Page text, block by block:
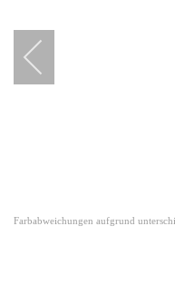
Farbabweichungen aufgrund